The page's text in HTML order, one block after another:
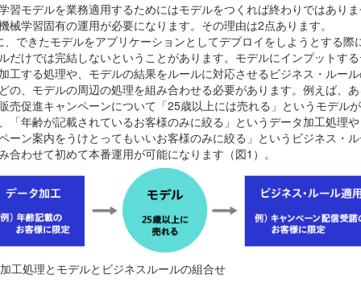
習モデルを業務適用するためにはモデルをつくれば終わりではあり
械学習固有の運用が必要になります。その理由は2点あります。
、できたモデルをアプリケーションとしてデプロイをしようとする際
だけでは完結しないということがあります。モデルにインプットす
工する処理や、モデルの結果をルールに対応させるビジネス・ルー
の、モデルの周辺の処理を組み合わせる必要があります。例えば、
売促進キャンペーンについて「25歳以上には売れる」というモデル
「年齢が記載されているお客様のみに絞る」というデータ加工処理
ーン案内をうけとってもいいお客様のみに絞る」というビジネス・
合わせて初めて本番運用が可能になります（図1 ）。
工処理とモデルとビジネスルールの組合せ